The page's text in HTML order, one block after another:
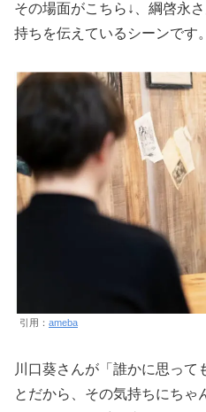
その場面がこちら↓、綱啓永
持ちを伝えているシーンです。
引用： ameba
川口葵さんが「誰かに思って
とだから、その気持ちにちゃ